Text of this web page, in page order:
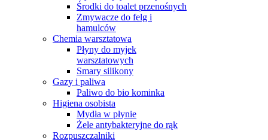
Środki do toalet przenośnych
Zmywacze do felg i
hamulców
Chemia warsztatowa
Płyny do myjek
warsztatowych
Smary silikony
Gazy i paliwa
Paliwo do bio kominka
Higiena osobista
Mydła w płynie
Żele antybakteryjne do rąk
Rozpuszczalniki